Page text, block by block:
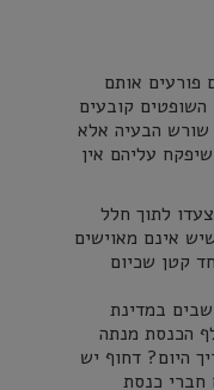
פורעים אותם
קובעים
שורש הבעיה אלא
עליהם אין
לתוך חלל
אינם מאוישים
קטן שכיום
במדינת
אלף הכנסת מנתה
היום? דחוף יש
חברי כנסת